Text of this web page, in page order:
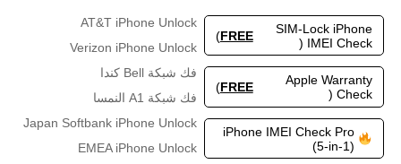
SIM-Lock iPhone
IMEI Check (
FREE
)
Apple Warranty
Check (
FREE
)
iPhone IMEI Check Pro
(5-in-1)
AT&T iPhone Unlock
Verizon iPhone Unlock
فك شبكة Bell كندا
فك شبكة A1 النمسا
Japan Softbank iPhone Unlock
EMEA iPhone Unlock